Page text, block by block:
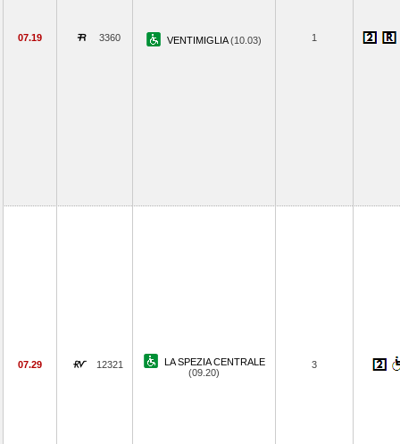
07.19 3360 VENTIMIGLIA(10.03) 1
07.29 12321
LA SPEZIA CENTRALE
(09.20)
3